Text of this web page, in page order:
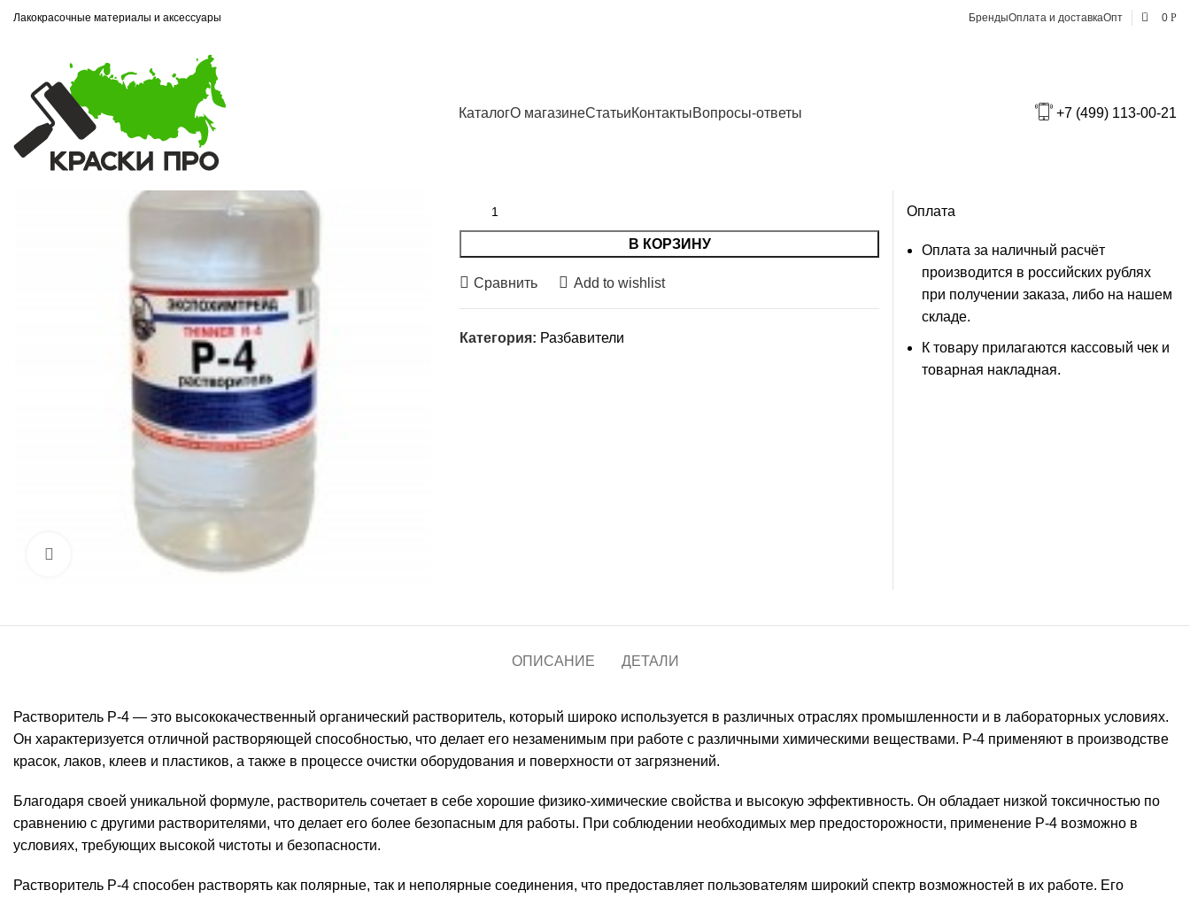
Лакокрасочные материалы и аксессуары БрендыОплата и доставкаОпт 0 0 Р
КаталогО магазинеСтатьиКонтактыВопросы-ответы +7 (499) 113-00-21
Растворитель Р-4
В КОРЗИНУ
Сравнить Add to wishlist
Категория: Разбавители
За МКАД — 550₽ + 25₽ за 1 км от
Оплата
Оплата за наличный расчёт
производится в российских рублях
при получении заказа, либо на нашем
складе.
К товару прилагаются кассовый чек и
товарная накладная.
ОПИСАНИЕ ДЕТАЛИ
Растворитель Р-4 — это высококачественный органический растворитель, который широко используется в различных отраслях промышленности и в лабораторных условиях.
Он характеризуется отличной растворяющей способностью, что делает его незаменимым при работе с различными химическими веществами. Р-4 применяют в производстве
красок, лаков, клеев и пластиков, а также в процессе очистки оборудования и поверхности от загрязнений.
Благодаря своей уникальной формуле, растворитель сочетает в себе хорошие физико-химические свойства и высокую эффективность. Он обладает низкой токсичностью по
сравнению с другими растворителями, что делает его более безопасным для работы. При соблюдении необходимых мер предосторожности, применение Р-4 возможно в
условиях, требующих высокой чистоты и безопасности.
Растворитель Р-4 способен растворять как полярные, так и неполярные соединения, что предоставляет пользователям широкий спектр возможностей в их работе. Его